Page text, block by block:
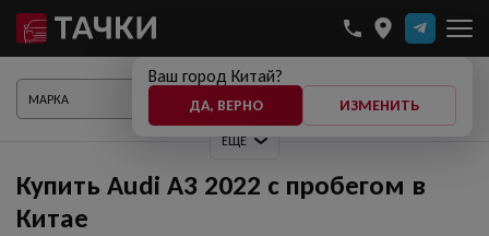
Ваш город Китай?
ДА, ВЕРНО ИЗМЕНИТЬ
ЕЩЕ
ПОКАЗАТЬ АВТО
Купить Audi A3 2022 с пробегом в
Китае